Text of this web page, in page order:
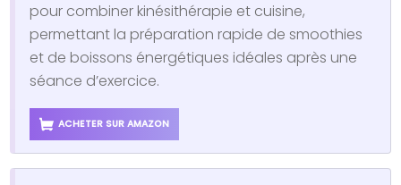
pour combiner kinésithérapie et cuisine,
permettant la préparation rapide de smoothies
et de boissons énergétiques idéales après une
séance d’exercice.
ACHETER SUR AMAZON